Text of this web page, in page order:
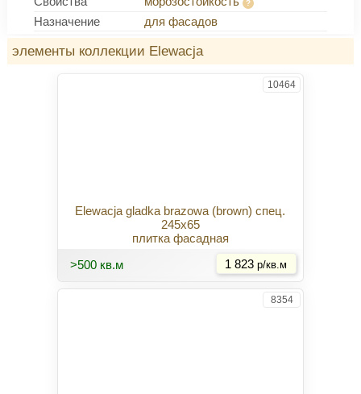
Назначение
для фасадов
элементы коллекции Elewacja
10464
Elewacja gladka brazowa (brown) спец.
245x65
плитка фасадная
>500 кв.м
1 823 р/кв.м
8354